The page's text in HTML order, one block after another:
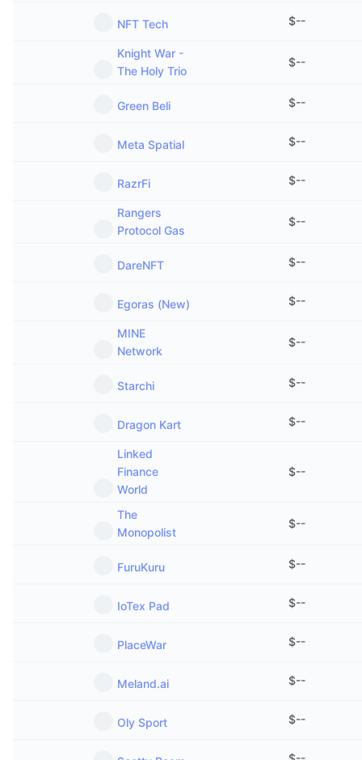
NFT Tech $--
Knight War -
The Holy Trio
$--
Green Beli $--
Meta Spatial $--
RazrFi $--
Rangers
Protocol Gas
$--
DareNFT $--
Egoras (New) $--
MINE
Network
$--
Starchi $--
Dragon Kart $--
Linked
Finance
World
$--
The
Monopolist
$--
FuruKuru $--
IoTex Pad $--
PlaceWar $--
Meland.ai $--
Oly Sport $--